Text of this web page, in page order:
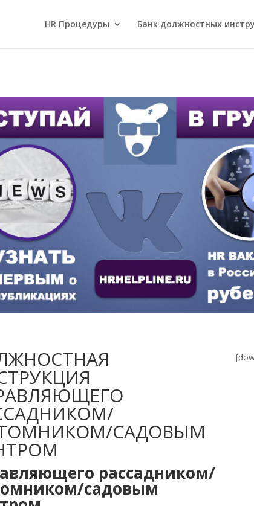
HR Процедуры Банк должностных
САДОВЫМ
рассадником/
садовым